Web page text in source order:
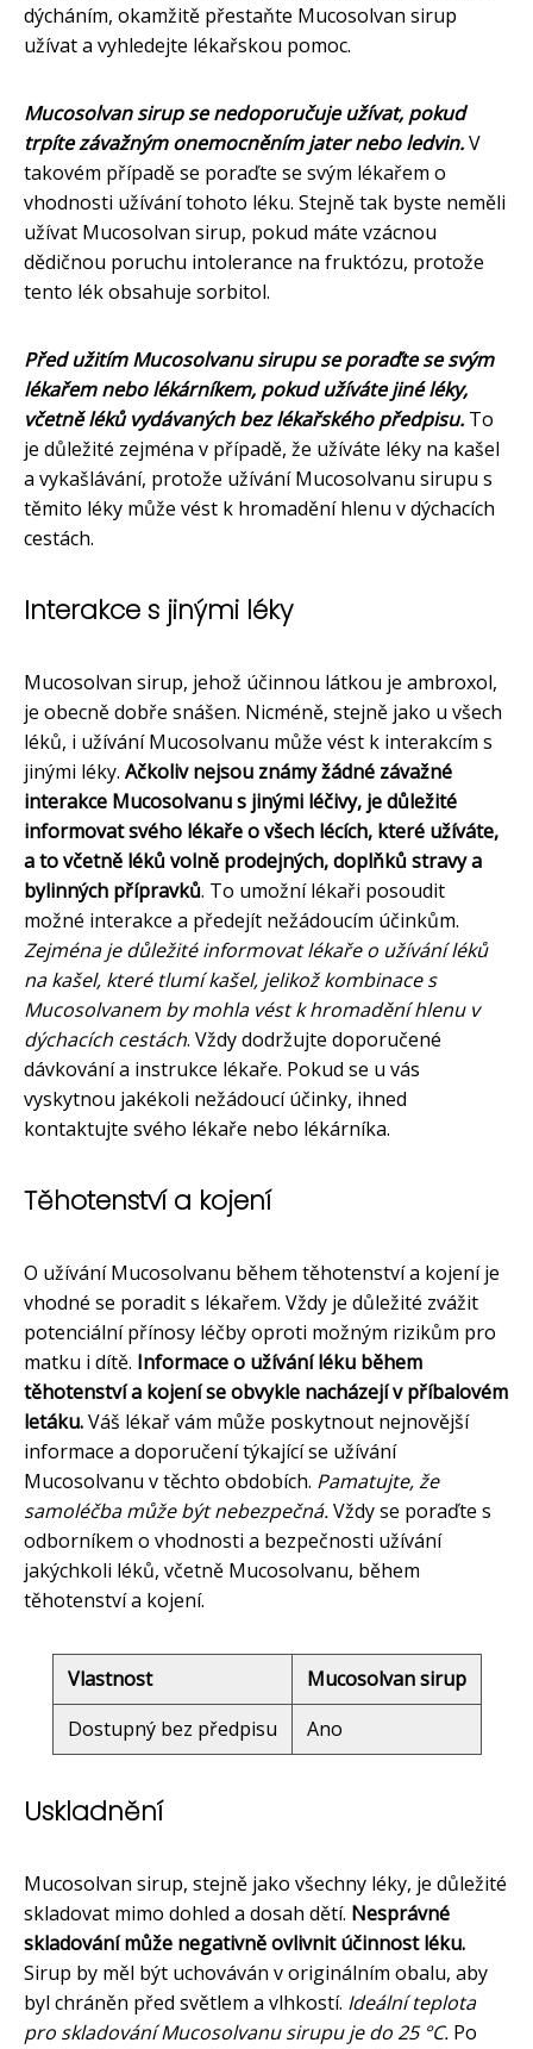
dýcháním, okamžitě přestaňte Mucosolvan sirup
užívat a vyhledejte lékařskou pomoc.
Mucosolvan sirup se nedoporučuje užívat, pokud
trpíte závažným onemocněním jater nebo ledvin.V
takovém případě se poraďte se svým lékařem o
vhodnosti užívání tohoto léku. Stejně tak byste neměli
užívat Mucosolvan sirup, pokud máte vzácnou
dědičnou poruchu intolerance na fruktózu, protože
tento lék obsahuje sorbitol.
Před užitím Mucosolvanu sirupu se poraďte se svým
lékařem nebo lékárníkem, pokud užíváte jiné léky,
včetně léků vydávaných bez lékařského předpisu. To
je důležité zejména v případě, že užíváte léky na kašel
a vykašlávání, protože užívání Mucosolvanu sirupu s
těmito léky může vést k hromadění hlenu v dýchacích
cestách.
Interakce s jinými léky
Mucosolvan sirup, jehož účinnou látkou je ambroxol,
je obecně dobře snášen. Nicméně, stejně jako u všech
léků, i užívání Mucosolvanu může vést k interakcím s
jinými léky. Ačkoliv nejsou známy žádné závažné
interakce Mucosolvanu s jinými léčivy, je důležité
informovat svého lékaře o všech lécích, které užíváte,
a to včetně léků volně prodejných, doplňků stravy a
bylinných přípravků. To umožní lékaři posoudit
možné interakce a předejít nežádoucím účinkům.
Zejména je důležité informovat lékaře o užívání léků
na kašel, které tlumí kašel, jelikož kombinace s
Mucosolvanem by mohla vést k hromadění hlenu v
dýchacích cestách. Vždy dodržujte doporučené
dávkování a instrukce lékaře. Pokud se u vás
vyskytnou jakékoli nežádoucí účinky, ihned
kontaktujte svého lékaře nebo lékárníka.
Těhotenství a kojení
O užívání Mucosolvanu během těhotenství a kojení je
vhodné se poradit s lékařem. Vždy je důležité zvážit
potenciální přínosy léčby oproti možným rizikům pro
matku i dítě. Informace o užívání léku během
těhotenství a kojení se obvykle nacházejí v příbalovém
letáku.Váš lékař vám může poskytnout nejnovější
informace a doporučení týkající se užívání
Mucosolvanu v těchto obdobích. Pamatujte, že
samoléčba může být nebezpečná.Vždy se poraďte s
odborníkem o vhodnosti a bezpečnosti užívání
jakýchkoli léků, včetně Mucosolvanu, během
těhotenství a kojení.
Vlastnost
Mucosolvan sirup
Dostupný bez předpisu
Ano
Uskladnění
Mucosolvan sirup, stejně jako všechny léky, je důležité
skladovat mimo dohled a dosah dětí. Nesprávné
skladování může negativně ovlivnit účinnost léku.
Sirup by měl být uchováván v originálním obalu, aby
byl chráněn před světlem a vlhkostí. Ideální teplota
pro skladování Mucosolvanu sirupu je do 25 °C. Po